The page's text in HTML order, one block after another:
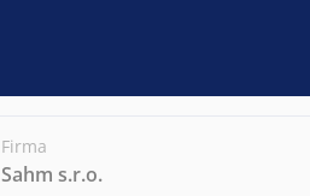
Firma
Sahm s.r.o.